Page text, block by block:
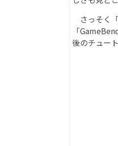
さっそく
「
後のチュー